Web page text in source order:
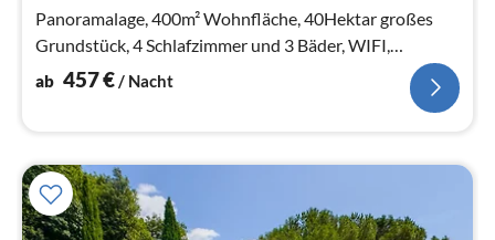
Panoramalage, 400m² Wohnfläche, 40Hektar großes
Grundstück, 4 Schlafzimmer und 3 Bäder, WIFI,
Klimaanlage, privater Pool, Parkplätze
ab 457€/ Nacht